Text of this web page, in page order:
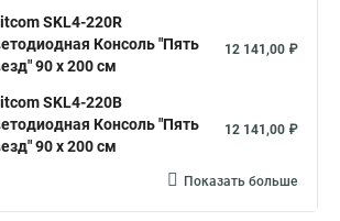
SKL4-220R
Консоль "Пять
90 x 200 см
12 141,00 ₽
SKL4-220B
Консоль "Пять
90 x 200 см
12 141,00 ₽
Показать больше